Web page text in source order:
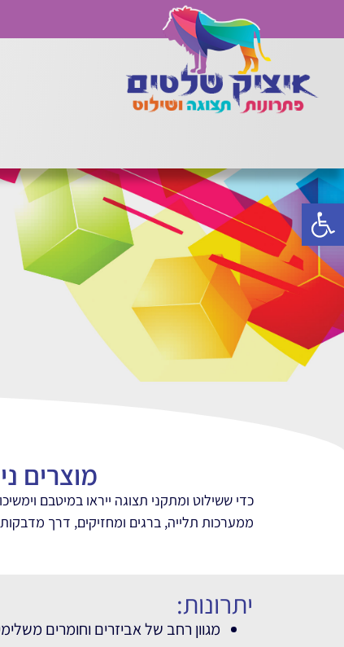
פתח סרגל נגישות
מוצרים
כדי ששילוט ומתקני תצוגה ייראו במיטבם
ממערכות תלייה, ברגים ומחזיקים, דרך
יתרונות:
מגוון רחב של אביזרים וחומרים